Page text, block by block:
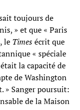
toujours de
» et que « Paris
le Timesécrit que
« spéciale
la capacité de
de Washington
» Sanger poursuit:
de la Maison